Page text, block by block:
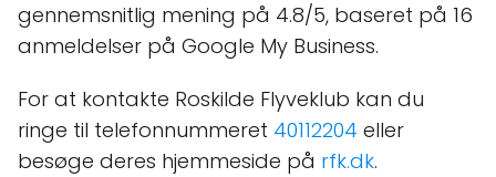
gennemsnitlig mening på 4.8/5, baseret på 16
anmeldelser på Google My Business.
For at kontakte Roskilde Flyveklub kan du
ringe til telefonnummeret 40112204 eller
besøge deres hjemmeside på rfk.dk.